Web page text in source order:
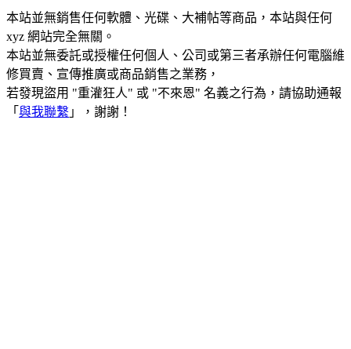
本站並無銷售任何軟體、光碟、大補帖等商品，本站與任何
xyz 網站完全無關。
本站並無委託或授權任何個人、公司或第三者承辦任何電腦維
修買賣、宣傳推廣或商品銷售之業務，
若發現盜用 "重灌狂人" 或 "不來恩" 名義之行為，請協助通報
「 與我聯繫 」，謝謝！